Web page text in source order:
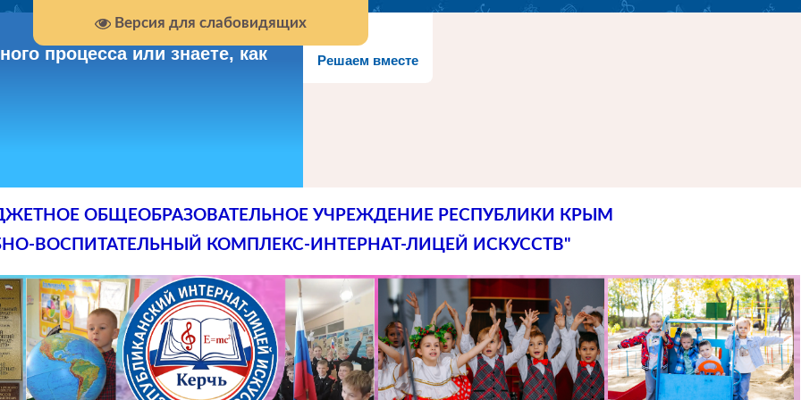
Версия для слабовидящих
Решаем вместе
процесса или знаете, как
ОБЩЕОБРАЗОВАТЕЛЬНОЕ УЧРЕЖДЕНИЕ РЕСПУБЛИКИ КРЫМ
ВОСПИТАТЕЛЬНЫЙ КОМПЛЕКС-ИНТЕРНАТ-ЛИЦЕЙ ИСКУССТВ"